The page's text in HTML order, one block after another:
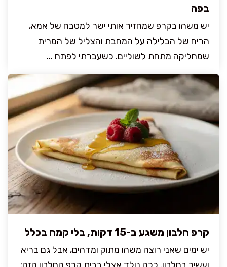
בפה
יש משהו בקרפ שמחזיר אותי ישר למטבח של אמא,
הריח של הבלילה על המחבת והצליל של המרית
שמחליקה מתחת לשוליים. כשעברתי לפתח ...
קרפ חלבון משגע ב-15 דקות, בלי קמח בכלל
יש ימים שאני רוצה משהו מתוק ומדהים, אבל גם בריא